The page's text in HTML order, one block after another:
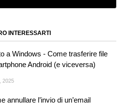
INTERESSARTI
a Windows - Come trasferire file
Android (e viceversa)
2025
annullare l’invio di un’email